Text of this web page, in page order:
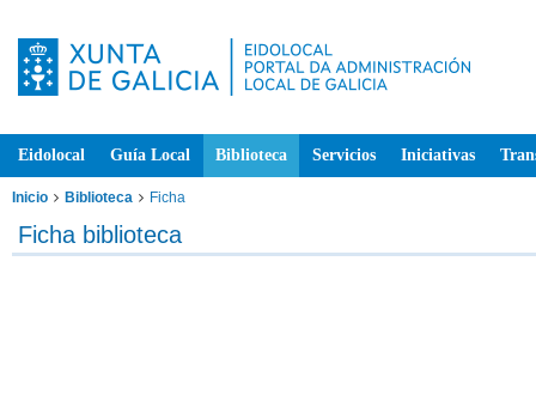
Eidolocal Guía Local Biblioteca Servicios Iniciativas
Inicio Biblioteca Ficha
Ficha biblioteca